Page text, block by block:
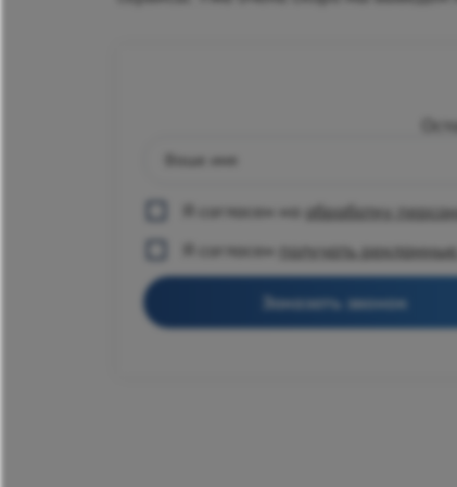
Ваше имя
Я согласен на обработку
Я согласен получать
Заказать звонок